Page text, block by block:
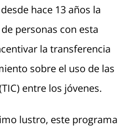
hace 13 años la
personas con esta
la transferencia
sobre el uso de las
entre los jóvenes.
lustro, este programa